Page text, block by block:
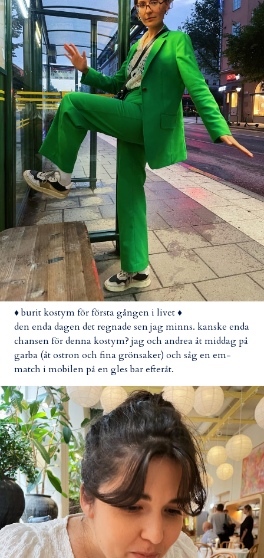
♦ burit kostym för första gången i livet ♦
den enda dagen det regnade sen jag minns. kanske enda
chansen för denna kostym? jag och andrea åt middag på
garba (åt ostron och fina grönsaker) och såg en em-
match i mobilen på en gles bar efteråt.